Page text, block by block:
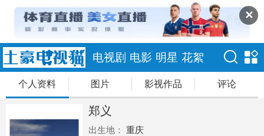
✕
电视剧 电影 明星 花絮
个人资料 图片 影视作品 评论
郑义
出生地：
重庆